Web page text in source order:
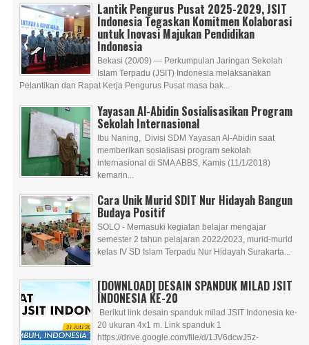
Lantik Pengurus Pusat 2025-2029, JSIT
Indonesia Tegaskan Komitmen Kolaborasi
untuk Inovasi Majukan Pendidikan
Indonesia
Bekasi (20/09) — Perkumpulan Jaringan Sekolah
Islam Terpadu (JSIT) Indonesia melaksanakan
Pelantikan dan Rapat Kerja Pengurus Pusat masa bak...
Yayasan Al-Abidin Sosialisasikan Program
Sekolah Internasional
Ibu Naning, Divisi SDM Yayasan Al-Abidin saat
memberikan sosialisasi program sekolah
internasional di SMA ABBS, Kamis (11/1/2018)
kemarin...
Cara Unik Murid SDIT Nur Hidayah Bangun
Budaya Positif
SOLO - Memasuki kegiatan belajar mengajar
semester 2 tahun pelajaran 2022/2023, murid-murid
kelas IV SD Islam Terpadu Nur Hidayah Surakarta...
[DOWNLOAD] DESAIN SPANDUK MILAD JSIT
INDONESIA KE-20
Berikut link desain spanduk milad JSIT Indonesia ke-
20 ukuran 4x1 m. Link spanduk 1
https://drive.google.com/file/d/1JV6dcwJ5z-